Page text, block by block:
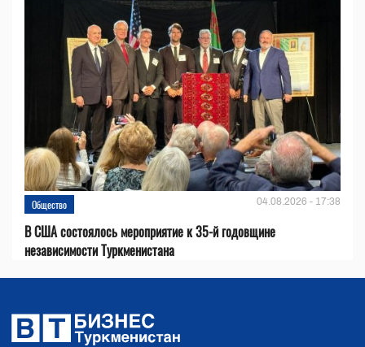
Общество 04.08.2026 - 17:38
В США состоялось мероприятие к 35-й годовщине
независимости Туркменистана